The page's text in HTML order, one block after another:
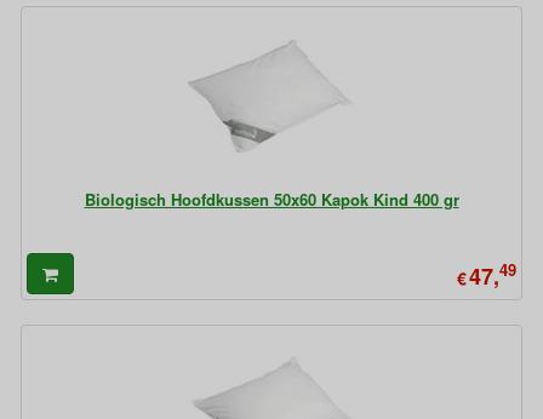
Biologisch Hoofdkussen 50x60 Kapok Kind 400 gr
€47,49